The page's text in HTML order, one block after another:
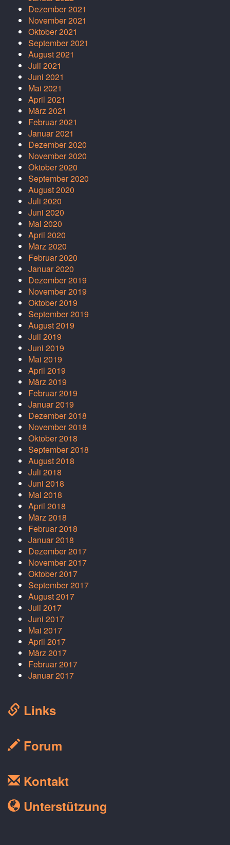
Dezember 2021
November 2021
Oktober 2021
September 2021
August 2021
Juli 2021
Juni 2021
Mai 2021
April 2021
März 2021
Februar 2021
Januar 2021
Dezember 2020
November 2020
Oktober 2020
September 2020
August 2020
Juli 2020
Juni 2020
Mai 2020
April 2020
März 2020
Februar 2020
Januar 2020
Dezember 2019
November 2019
Oktober 2019
September 2019
August 2019
Juli 2019
Juni 2019
Mai 2019
April 2019
März 2019
Februar 2019
Januar 2019
Dezember 2018
November 2018
Oktober 2018
September 2018
August 2018
Juli 2018
Juni 2018
Mai 2018
April 2018
März 2018
Februar 2018
Januar 2018
Dezember 2017
November 2017
Oktober 2017
September 2017
August 2017
Juli 2017
Juni 2017
Mai 2017
April 2017
März 2017
Februar 2017
Januar 2017
Links
Forum
Kontakt
Unterstützung